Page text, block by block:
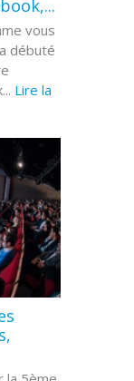
vous
débuté
Lire la